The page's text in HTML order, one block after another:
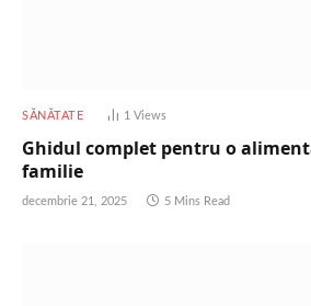
SĂNĂTATE 1Views
Ghidul complet pentru o
familie
decembrie 21, 2025 5 Mins Read